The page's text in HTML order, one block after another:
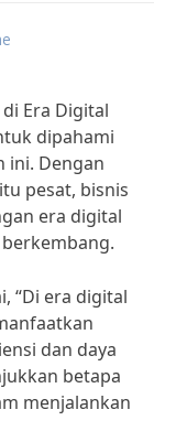
Era Digital
dipahami
ini. Dengan
pesat, bisnis
era digital
“Di era digital
dan daya
betapa
menjalankan